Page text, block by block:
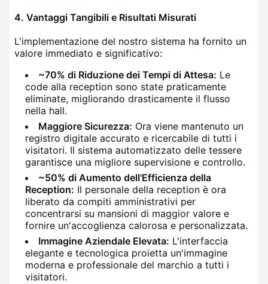
4. Vantaggi Tangibili e Risultati Misurati
L'implementazione del nostro sistema ha fornito un
valore immediato e significativo:
~70% di Riduzione dei Tempi di Attesa: Le
code alla reception sono state praticamente
eliminate, migliorando drasticamente il flusso
nella hall.
Maggiore Sicurezza: Ora viene mantenuto un
registro digitale accurato e ricercabile di tutti i
visitatori. Il sistema automatizzato delle tessere
garantisce una migliore supervisione e controllo.
~50% di Aumento dell'Efficienza della
Reception: Il personale della reception è ora
liberato da compiti amministrativi per
concentrarsi su mansioni di maggior valore e
fornire un'accoglienza calorosa e personalizzata.
Immagine Aziendale Elevata: L'interfaccia
elegante e tecnologica proietta un'immagine
moderna e professionale del marchio a tutti i
visitatori.